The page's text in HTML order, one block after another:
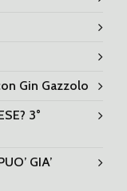
Gin Gazzolo
3°
GIA’